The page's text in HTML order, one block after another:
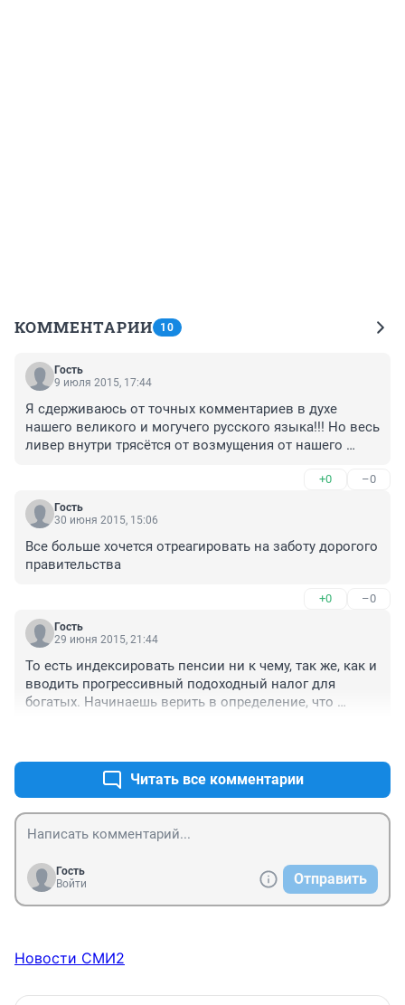
КОММЕНТАРИИ 10
Гость
9 июля 2015, 17:44
Я сдерживаюсь от точных комментариев в духе
нашего великого и могучего русского языка!!! Но весь
ливер внутри трясётся от возмущения от нашего
народ ни чего не понимает и не видит, что давно пора
им уходить. У них одна болтовня и надувание щёк!
Вот, как можно было додуматься до того, чтобы свою
несчастных пенсионеров!!! Уходите, ради Бога!!! Не
доводите Россию до смуты!!! Есть же светлые и
+0 –0
Гость
30 июня 2015, 15:06
Все больше хочется отреагировать на заботу дорогого
правительства
+0 –0
Гость
29 июня 2015, 21:44
То есть индексировать пенсии ни к чему, так же, как и
вводить прогрессивный подоходный налог для
богатых. Начинаешь верить в определение, что
как-то старикам прожить можно было, а уж депутаты
с их гигантскими пенсиями обойдутся.
Читать все комментарии
Гость
Войти
Отправить
Новости СМИ2